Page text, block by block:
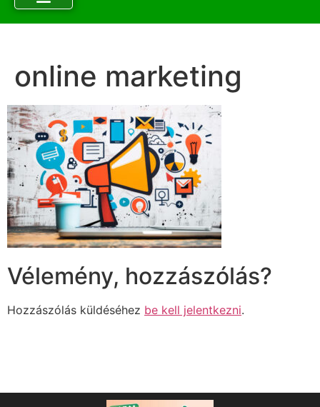
online marketing
Vélemény, hozzászólás?
Hozzászólás küldéséhez be kell jelentkezni.